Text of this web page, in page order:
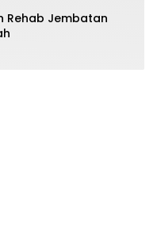
Rehab Jembatan